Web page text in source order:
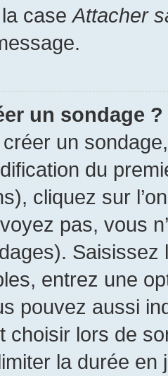
case Attacher
un sondage ?
un
du
cliquez sur
pas, vous
entrez une
pouvez aussi
choisir lors de
la durée